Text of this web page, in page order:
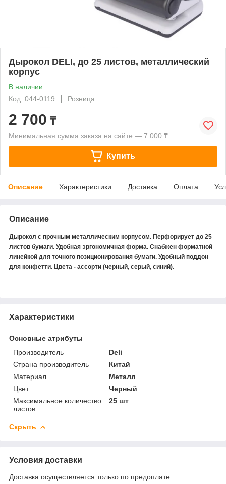
Дырокол DELI, до 25 листов, металлический
корпус
В наличии
Код: 044-0119
Розница
2 700 ₸
Минимальная сумма заказа на сайте — 7 000 ₸
Купить
Описание Характеристики Доставка Оплата
Описание
Дырокол с прочным металлическим корпусом. Перфорирует до 25
листов бумаги. Удобная эргономичная форма. Снабжен форматной
линейкой для точного позиционирования бумаги. Удобный поддон
для конфетти. Цвета - ассорти (черный, серый, синий).
Характеристики
Основные атрибуты
Производитель
Deli
Страна производитель
Китай
Материал
Металл
Цвет
Черный
Максимальное количество
листов
25 шт
Скрыть
Условия доставки
Доставка осуществляется только по предоплате.